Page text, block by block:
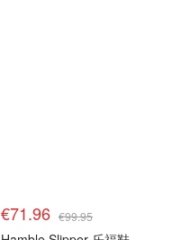
€71.96 €99.95